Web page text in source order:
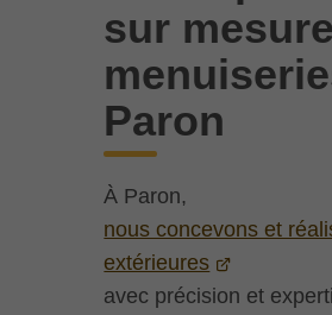
sur
Paron
À Paron,
nous concevons et
extérieures
avec précision et